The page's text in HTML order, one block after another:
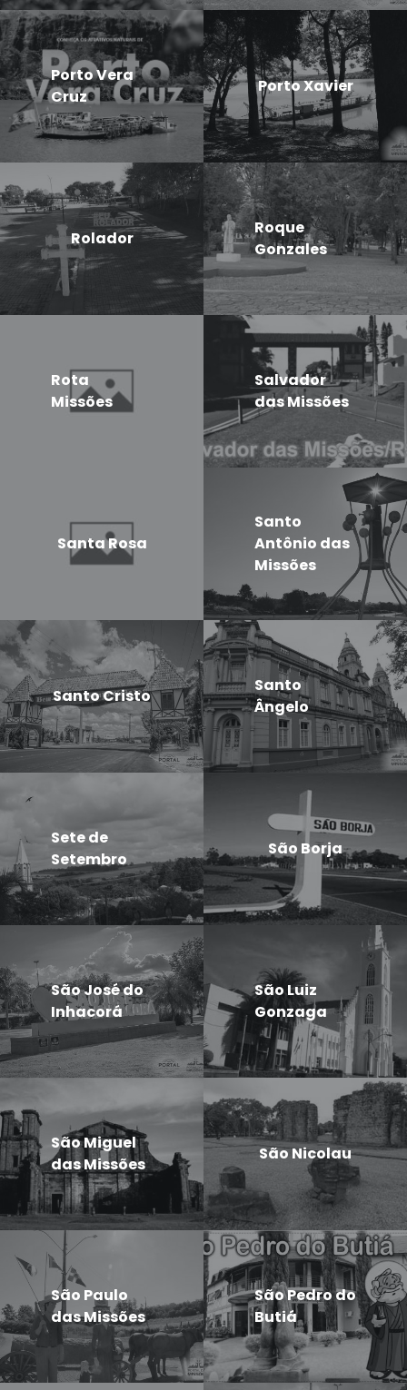
Porto Vera
Cruz
Porto Xavier
Rolador
Roque
Gonzales
Rota
Missões
Salvador
das Missões
Santa Rosa
Santo
Antônio das
Missões
Santo Cristo
Santo
Ângelo
Sete de
Setembro
São Borja
São José do
Inhacorá
São Luiz
Gonzaga
São Miguel
das Missões
São Nicolau
São Paulo
das Missões
São Pedro do
Butiá